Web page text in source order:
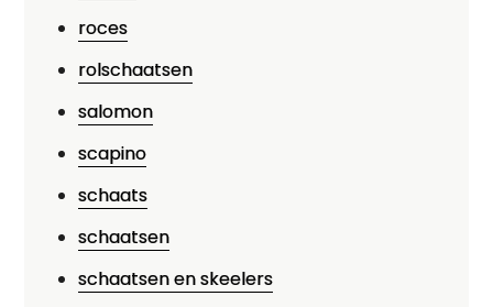
roces
rolschaatsen
salomon
scapino
schaats
schaatsen
schaatsen en skeelers